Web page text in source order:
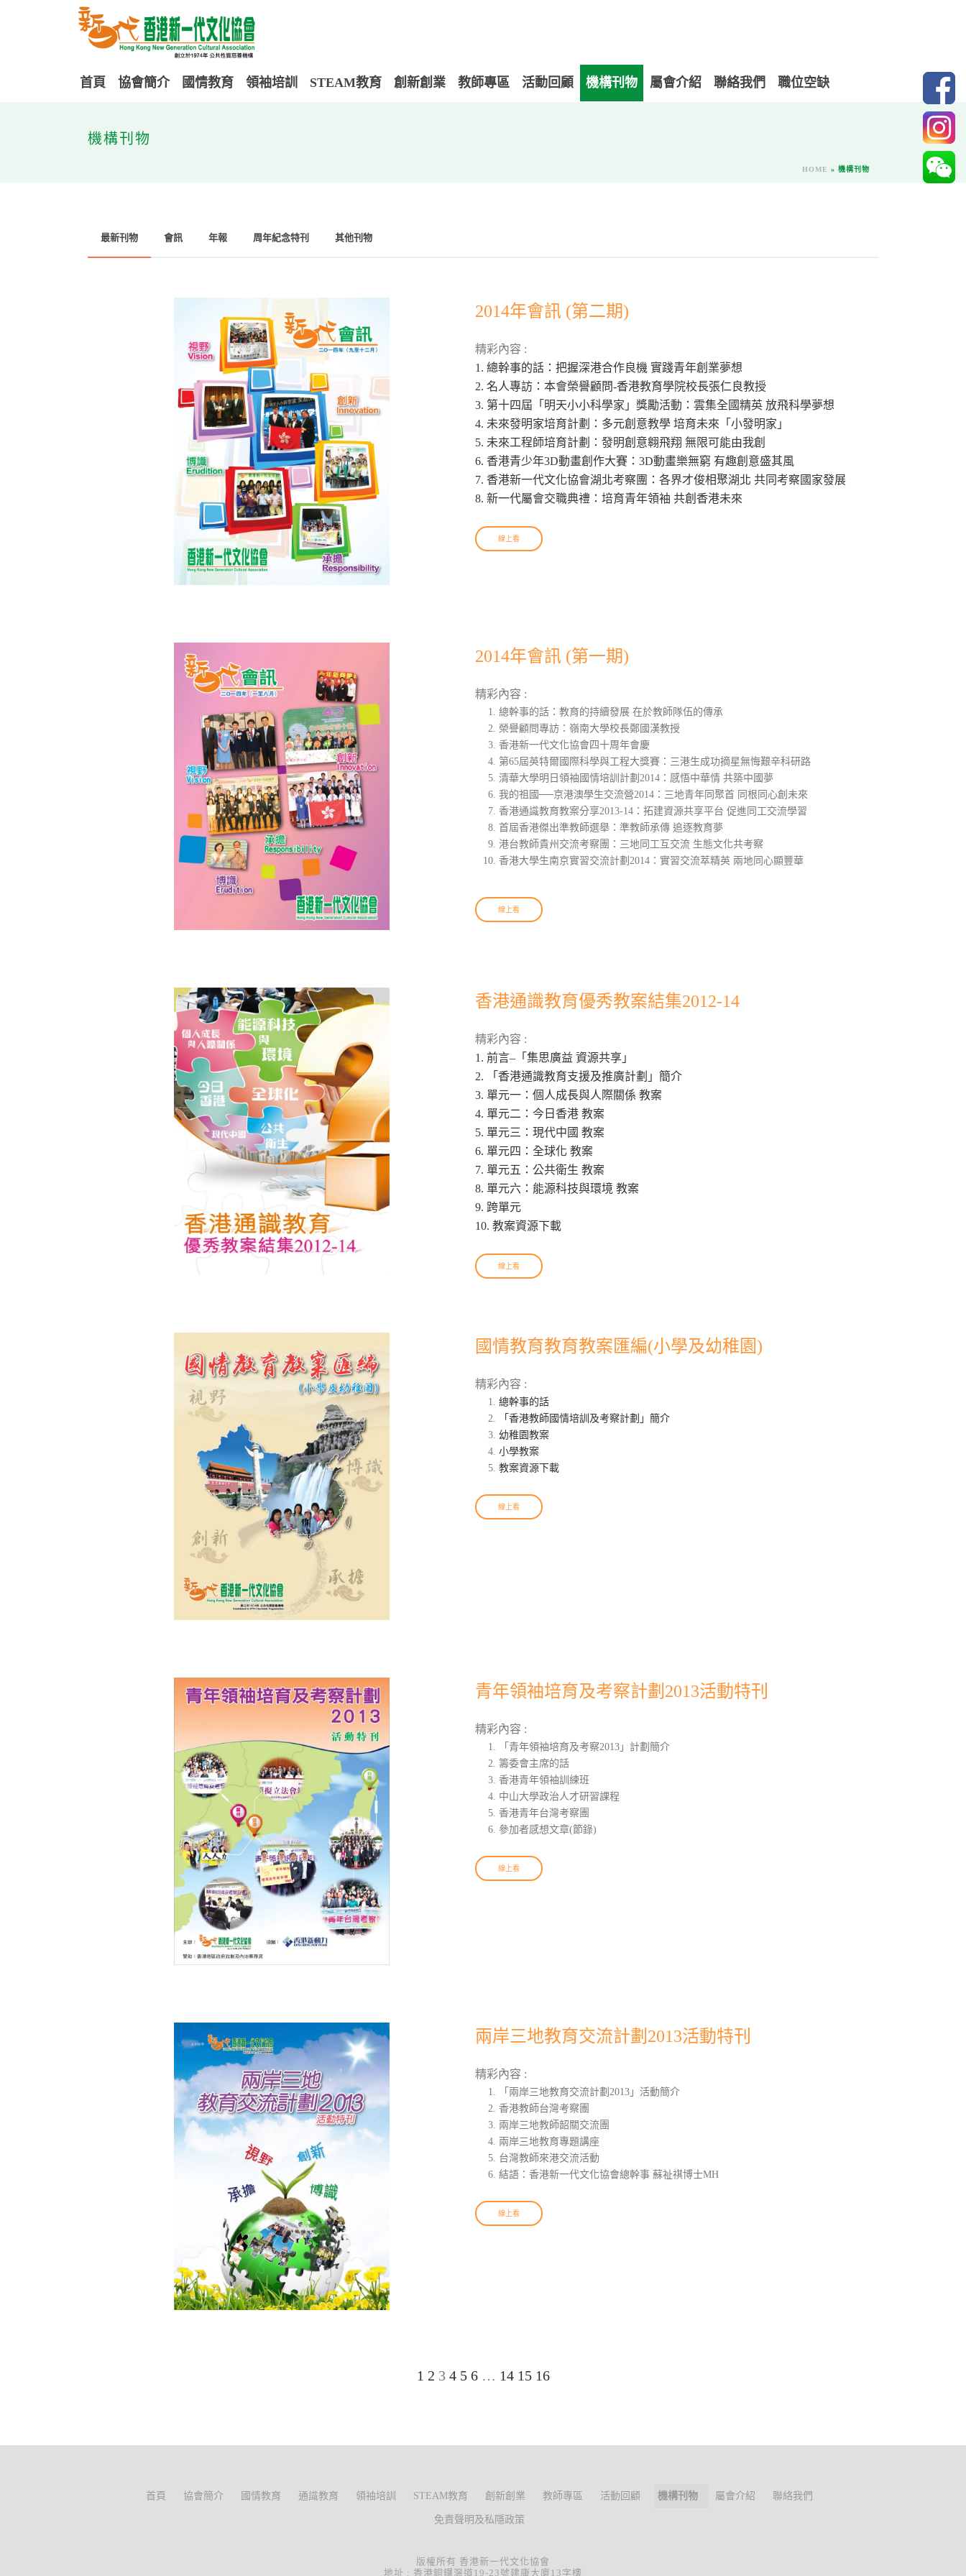
首頁 協會簡介 國情教育 領袖培訓 STEAM教育 創新創業 教師專區 活動回顧 機構刊物 屬會介紹 聯絡我們 職位空缺
機構刊物
HOME » 機構刊物
最新刊物 會訊 年報 周年紀念特刊 其他刊物
2014年會訊 (第二期)
精彩內容 :
1. 總幹事的話：把握深港合作良機 實踐青年創業夢想
2. 名人專訪：本會榮譽顧問-香港教育學院校長張仁良教授
3. 第十四屆「明天小小科學家」獎勵活動：雲集全國精英 放飛科學夢想
4. 未來發明家培育計劃：多元創意教學 培育未來「小發明家」
5. 未來工程師培育計劃：發明創意翱飛翔 無限可能由我創
6. 香港青少年3D動畫創作大賽：3D動畫樂無窮 有趣創意盛其風
7. 香港新一代文化協會湖北考察團：各界才俊相聚湖北 共同考察國家發展
8. 新一代屬會交職典禮：培育青年領袖 共創香港未來
線上看
2014年會訊 (第一期)
精彩內容 :
總幹事的話：教育的持續發展 在於教師隊伍的傳承
榮譽顧問專訪：嶺南大學校長鄭國漢教授
香港新一代文化協會四十周年會慶
第65屆英特爾國際科學與工程大獎賽：三港生成功摘星無悔艱辛科研路
清華大學明日領袖國情培訓計劃2014：感悟中華情 共築中國夢
我的祖國──京港澳學生交流營2014：三地青年同聚首 同根同心創未來
香港通識教育教案分享2013-14：拓建資源共享平台 促進同工交流學習
首屆香港傑出準教師選舉：準教師承傳 追逐教育夢
港台教師貴州交流考察團：三地同工互交流 生態文化共考察
香港大學生南京實習交流計劃2014：實習交流萃精英 兩地同心顯豐華
線上看
香港通識教育優秀教案結集2012-14
精彩內容 :
1. 前言–「集思廣益 資源共享」
2. 「香港通識教育支援及推廣計劃」簡介
3. 單元一：個人成長與人際關係 教案
4. 單元二：今日香港 教案
5. 單元三：現代中國 教案
6. 單元四：全球化 教案
7. 單元五：公共衛生 教案
8. 單元六：能源科技與環境 教案
9. 跨單元
10. 教案資源下載
線上看
國情教育教育教案匯編(小學及幼稚園)
精彩內容 :
總幹事的話
「香港教師國情培訓及考察計劃」簡介
幼稚園教案
小學教案
教案資源下載
線上看
青年領袖培育及考察計劃2013活動特刊
精彩內容 :
「青年領袖培育及考察2013」計劃簡介
籌委會主席的話
香港青年領袖訓練班
中山大學政治人才研習課程
香港青年台灣考察團
參加者感想文章(節錄)
線上看
兩岸三地教育交流計劃2013活動特刊
精彩內容 :
「兩岸三地教育交流計劃2013」活動簡介
香港教師台灣考察團
兩岸三地教師韶關交流團
兩岸三地教育專題講座
台灣教師來港交流活動
結語：香港新一代文化協會總幹事 蘇祉祺博士MH
線上看
1 2 3 4 5 6 … 14 15 16
首頁 協會簡介 國情教育 通識教育 領袖培訓 STEAM教育 創新創業 教師專區 活動回顧 機構刊物 屬會介紹 聯絡我們
免責聲明及私隱政策
版權所有 香港新一代文化協會
地址 : 香港銅鑼灣道19-23號建康大廈13字樓